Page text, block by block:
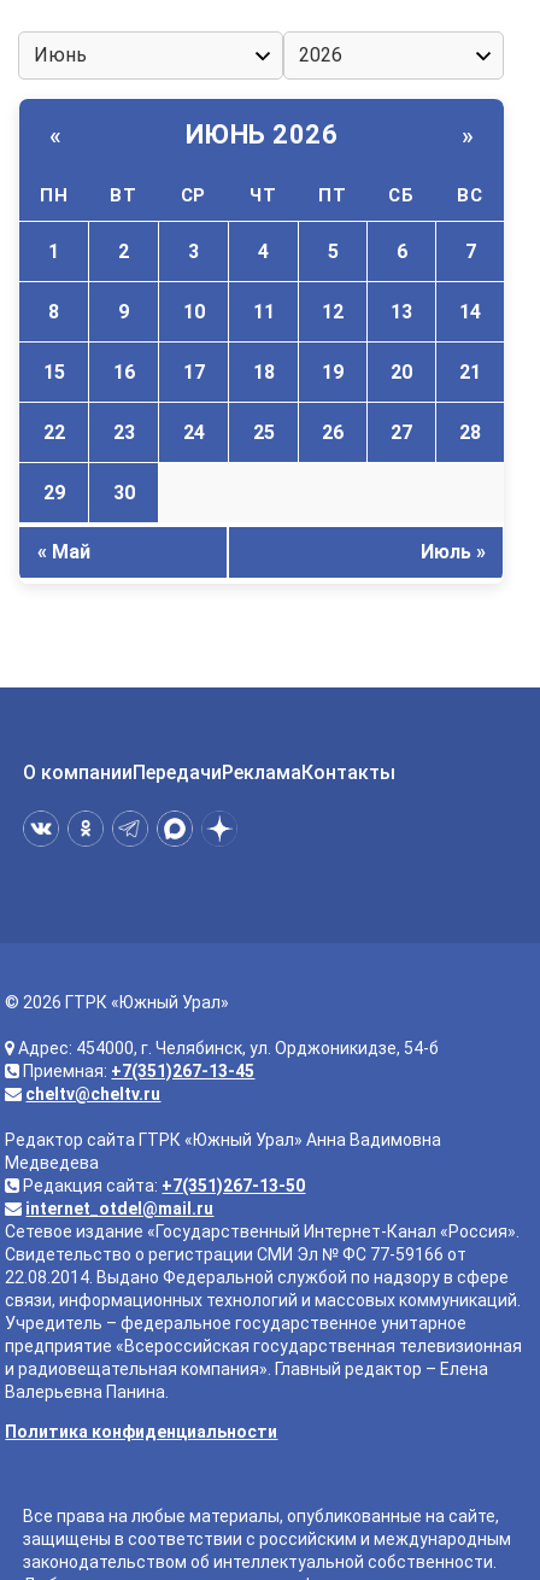
« ИЮНЬ 2026 »
ПН ВТ СР ЧТ ПТ СБ ВС
1 2 3 4 5 6 7
8 9 10 11 12 13 14
15 16 17 18 19 20 21
22 23 24 25 26 27 28
29 30
« Май Июль »
О компанииПередачиРекламаКонтакты
© 2026 ГТРК «Южный Урал»
Адрес: 454000, г. Челябинск, ул. Орджоникидзе, 54-б
Приемная: +7(351)267-13-45
cheltv@cheltv.ru
Редактор сайта ГТРК «Южный Урал» Анна Вадимовна
Медведева
Редакция сайта: +7(351)267-13-50
internet_otdel@mail.ru
Сетевое издание «Государственный Интернет-Канал «Россия».
Свидетельство о регистрации СМИ Эл № ФС 77-59166 от
22.08.2014. Выдано Федеральной службой по надзору в сфере
связи, информационных технологий и массовых коммуникаций.
Учредитель – федеральное государственное унитарное
предприятие «Всероссийская государственная телевизионная
и радиовещательная компания». Главный редактор – Елена
Валерьевна Панина.
Политика конфиденциальности
Все права на любые материалы, опубликованные на сайте,
защищены в соответствии с российским и международным
законодательством об интеллектуальной собственности.